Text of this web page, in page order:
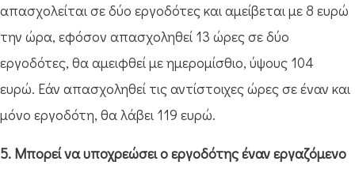
απασχολείται σε δύο εργοδότες και αμείβεται με 8 ευρώ
την ώρα, εφόσον απασχοληθεί 13 ώρες σε δύο
εργοδότες, θα αμειφθεί με ημερομίσθιο, ύψους 104
ευρώ. Εάν απασχοληθεί τις αντίστοιχες ώρες σε έναν και
μόνο εργοδότη, θα λάβει 119 ευρώ.
5. Μπορεί να υποχρεώσει ο εργοδότης έναν εργαζόμενο